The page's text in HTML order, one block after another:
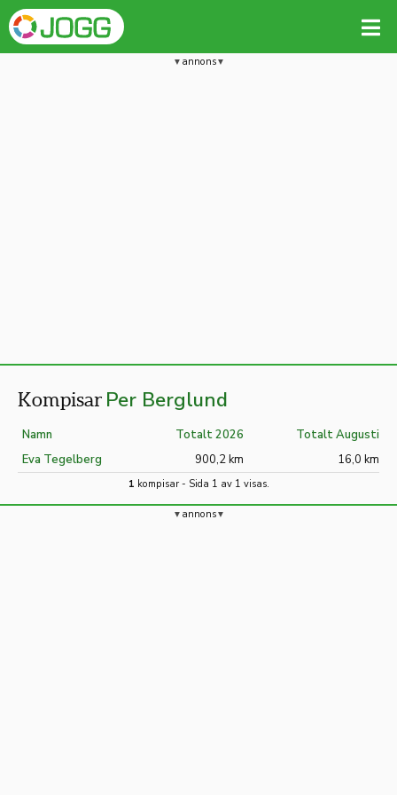
annons
Kompisar Per Berglund
Namn Totalt 2026 Totalt Augusti
1 kompisar - Sida 1 av 1 visas.
Eva Tegelberg 900,2 km 16,0 km
annons